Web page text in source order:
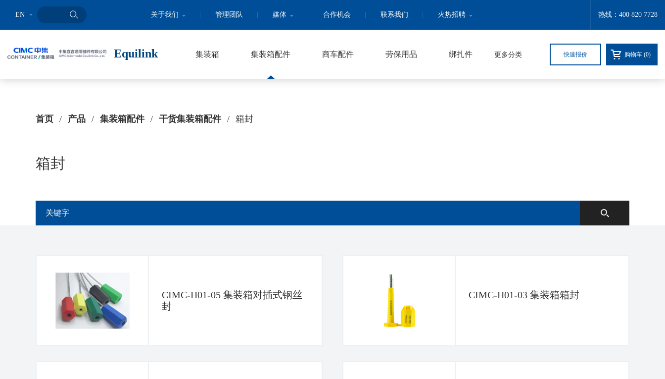
EN 热线：400 820 7728
关于我们 管理团队 媒体 合作机会 联系我们 火热招聘
Equilink 快速报价 购物车 (0)
集装箱 集装箱配件 商车配件 劳保用品 绑扎件 更多分类
首页 / 产品 / 集装箱配件 / 干货集装箱配件 / 箱封
箱封
CIMC-H01-05 集装箱对插式钢丝
封
CIMC-H01-03 集装箱箱封